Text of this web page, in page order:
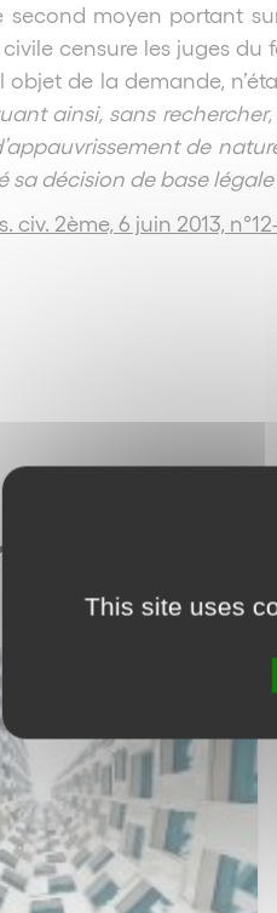
second moyen portant
censure les juges du
de la demande,
ainsi, sans
de
sa décision de base légale
civ. 2ème, 6 juin 2013,
This site uses